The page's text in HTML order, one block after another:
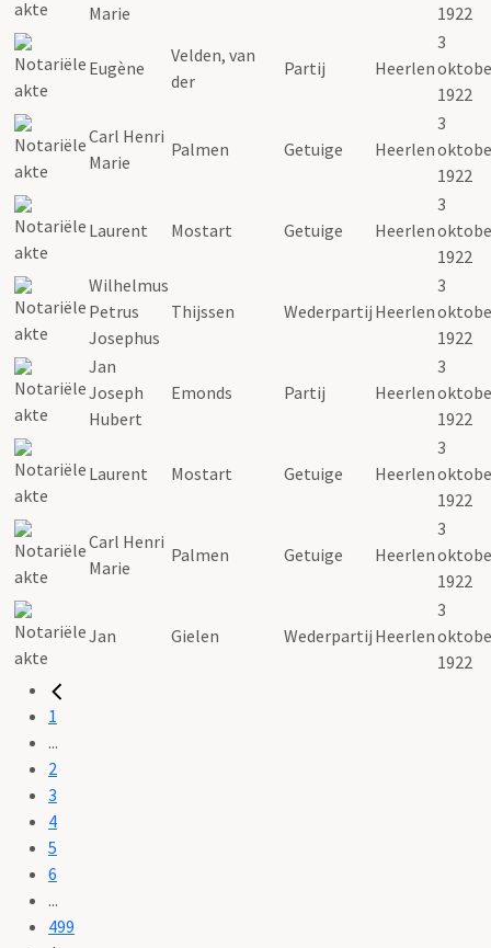
Marie
1922
Eugène
Velden, van
der
Partij Heerlen
3
1922
Carl Henri
Marie
Palmen Getuige Heerlen
3
1922
Laurent Mostart Getuige Heerlen
3
1922
Wilhelmus
Petrus
Josephus
Thijssen Wederpartij Heerlen
3
1922
Jan
Joseph
Hubert
Emonds Partij Heerlen
3
1922
Laurent Mostart Getuige Heerlen
3
1922
Carl Henri
Marie
Palmen Getuige Heerlen
3
1922
Jan Gielen Wederpartij Heerlen
3
1922
1
...
2
3
4
5
6
...
499